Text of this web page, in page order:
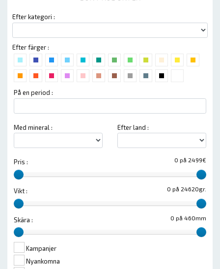
Efter kategori :
Efter färger :
På en period :
Med mineral : Efter land :
0 på 2499€
Pris :
0 på 24620gr.
Vikt :
0 på 460mm
Skära :
Kampanjer
Nyankomna